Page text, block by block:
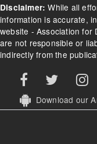
Disclaimer: While all
information is accurate,
website - Association for
are not responsible or
indirectly from the
Download our